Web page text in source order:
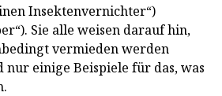
Insektenvernichter“)
Sie alle weisen darauf hin,
vermieden werden
nur einige Beispiele für das, was